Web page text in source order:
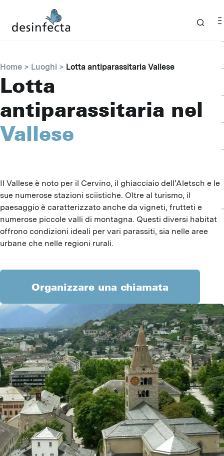
Home Luoghi Lotta antiparassitaria Vallese
Lotta
antiparassitaria nel
Vallese
Il Vallese è noto per il Cervino, il ghiacciaio dell’Aletsch e le
sue numerose stazioni sciistiche. Oltre al turismo, il
paesaggio è caratterizzato anche da vigneti, frutteti e
numerose piccole valli di montagna. Questi diversi habitat
offrono condizioni ideali per vari parassiti, sia nelle aree
urbane che nelle regioni rurali.
Organizzare una chiamata